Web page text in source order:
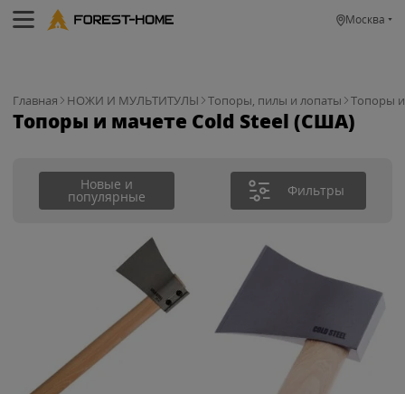
Москва
Главная НОЖИ И МУЛЬТИТУЛЫ Топоры, пилы и лопаты Топоры и
Топоры и мачете Cold Steel (США)
Новые и
популярные Фильтры